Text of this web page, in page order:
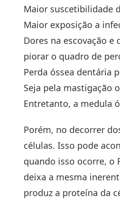
Maior suscetibilidade
Maior exposição a
Dores na escovação
piorar o quadro de
Perda óssea dentária
Seja pela mastigação
Entretanto, a medula
Porém, no decorrer
células. Isso pode
quando isso ocorre, o
deixa a mesma
produz a proteína da